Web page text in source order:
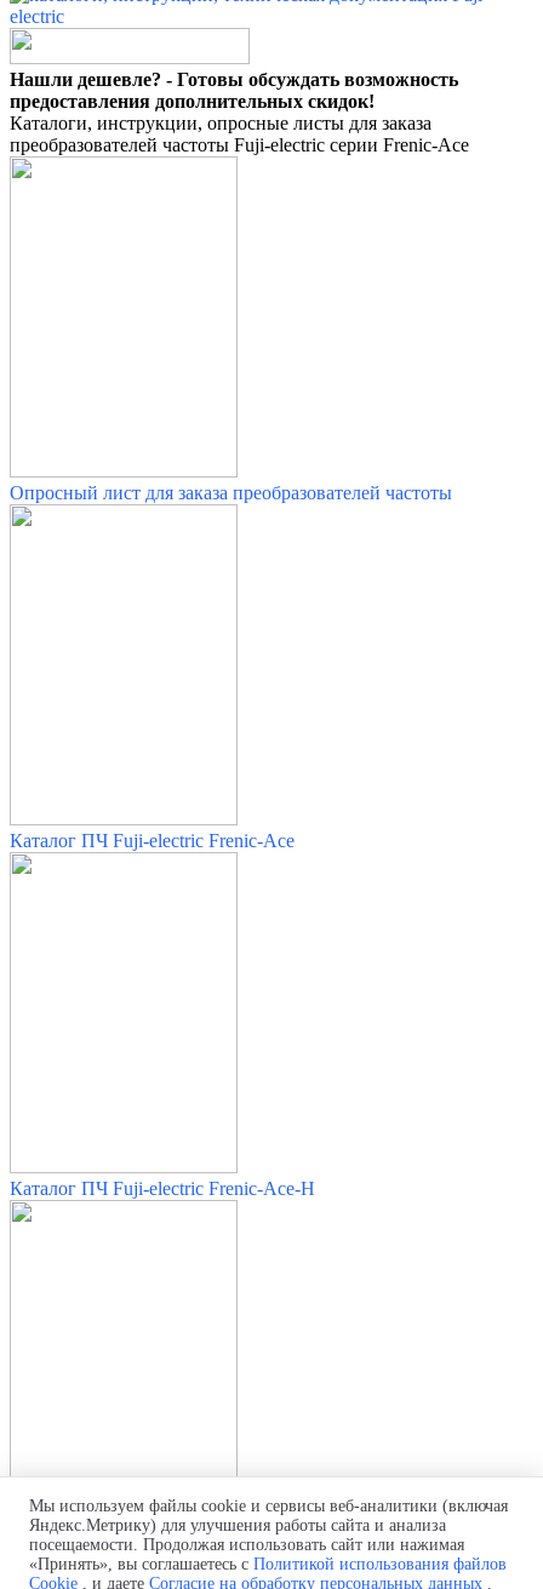
Нашли дешевле? - Готовы обсуждать возможность
предоставления дополнительных скидок!
Каталоги, инструкции, опросные листы для заказа
преобразователей частоты Fuji-electric серии Frenic-Ace
Опросный лист для заказа преобразователей частоты
Каталог ПЧ Fuji-electric Frenic-Ace
Каталог ПЧ Fuji-electric Frenic-Ace-H
Насосные системы на солн. батареях (Frenic-Ace)
Политика обработки персональных данных
Мы используем файлы cookie и сервисы веб-аналитики (включая
Яндекс.Метрику) для улучшения работы сайта и анализа
посещаемости. Продолжая использовать сайт или нажимая
«Принять», вы соглашаетесь с Политикой использования файлов
Cookie , и даете Согласие на обработку персональных данных .